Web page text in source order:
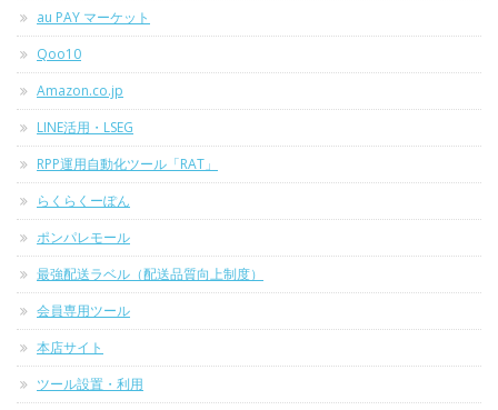
au PAY マーケット
Qoo10
Amazon.co.jp
LINE活用・LSEG
RPP運用自動化ツール「RAT」
らくらくーぽん
ポンパレモール
最強配送ラベル（配送品質向上制度）
会員専用ツール
本店サイト
ツール設置・利用